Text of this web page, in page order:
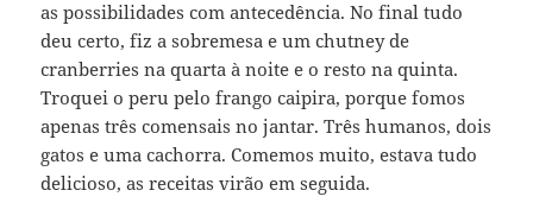
as possibilidades com antecedência. No final tudo
deu certo, fiz a sobremesa e um chutney de
cranberries na quarta à noite e o resto na quinta.
Troquei o peru pelo frango caipira, porque fomos
apenas três comensais no jantar. Três humanos, dois
gatos e uma cachorra. Comemos muito, estava tudo
delicioso, as receitas virão em seguida.